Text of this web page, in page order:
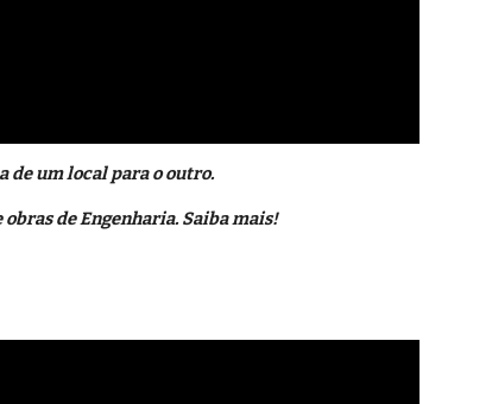
de um local para o outro.
de Engenharia. Saiba mais!